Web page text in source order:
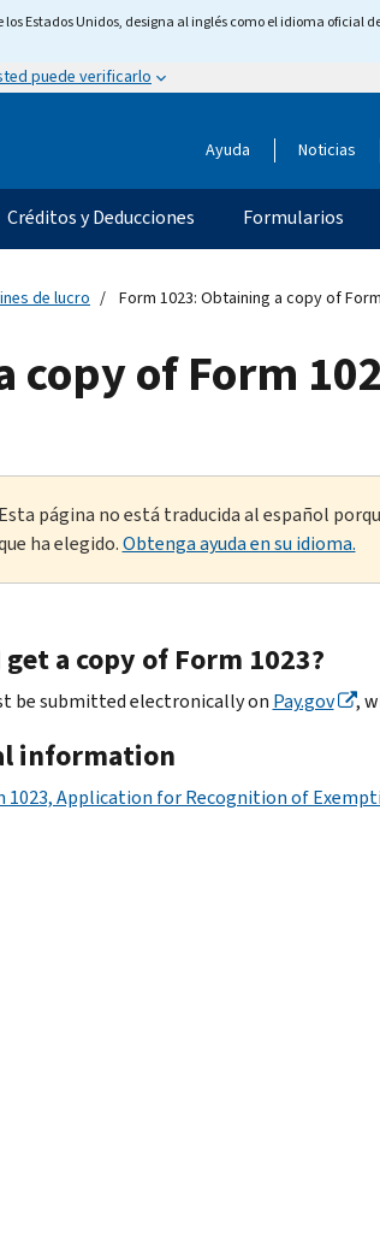
Estados Unidos, designa al inglés como el idioma oficial
puede verificarlo
Ayuda Noticias
Créditos y Deducciones Formularios
de lucro Form 1023: Obtaining a copy of
copy of Form
Esta página no está traducida al español
ha elegido.Obtenga ayuda en su idioma.
get a copy of Form 1023?
be submitted electronically on Pay.gov ,
information
1023, Application for Recognition of